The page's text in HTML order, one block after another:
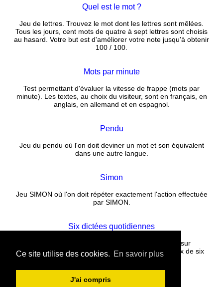
Ce site utilise des cookies. En savoir plus
J'ai compris
Quel est le mot ?
Jeu de lettres. Trouvez le mot dont les lettres sont mêlées.
Tous les jours, cent mots de quatre à sept lettres sont choisis
au hasard. Votre but est d'améliorer votre note jusqu'à obtenir
100 / 100.
Mots par minute
Test permettant d'évaluer la vitesse de frappe (mots par
minute). Les textes, au choix du visiteur, sont en français, en
anglais, en allemand et en espagnol.
Pendu
Jeu du pendu où l'on doit deviner un mot et son équivalent
dans une autre langue.
Simon
Jeu SIMON où l'on doit répéter exactement l'action effectuée
par SIMON.
Six dictées quotidiennes
Corrigez un texte rempli de fautes puis cliquez sur
CORRECTION. La correction est instantanée. Choix de six
nouvelles dictées tous les jours.
Contact